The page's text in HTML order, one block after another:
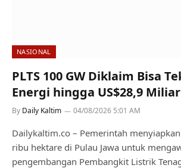
NASIONAL
PLTS 100 GW Diklaim Bisa
Energi hingga US$28,9 Miliar
By Daily Kaltim 04/08/2026 5:01 AM
Dailykaltim.co – Pemerintah
ribu hektare di Pulau Jawa untuk
pengembangan Pembangkit Listrik